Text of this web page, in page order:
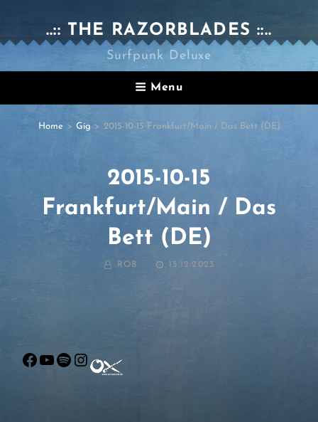
..:: THE RAZORBLADES ::..
Surfpunk Deluxe
Menu
Home > Gig > 2015-10-15 Frankfurt/Main / Das Bett (DE)
2015-10-15
Frankfurt/Main / Das
Bett (DE)
BY ROB
POSTED
15.12.2023
Facebook
YouTube
Spotify
Instagram